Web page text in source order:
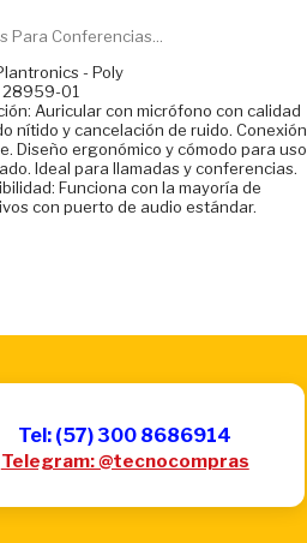
Para Conferencias...
- Poly
28959-01
Auricular con micrófono con calidad
nítido y cancelación de ruido. Conexión
Diseño ergonómico y cómodo para uso
Ideal para llamadas y conferencias.
Funciona con la mayoría de
con puerto de audio estándar.
Tel: (57) 300 8686914
Telegram: @tecnocompras